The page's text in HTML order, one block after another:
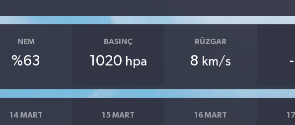
NEM
%63
BASINÇ
1020 hpa
RÜZGAR
8 km/s
14 MART 15 MART 16 MART